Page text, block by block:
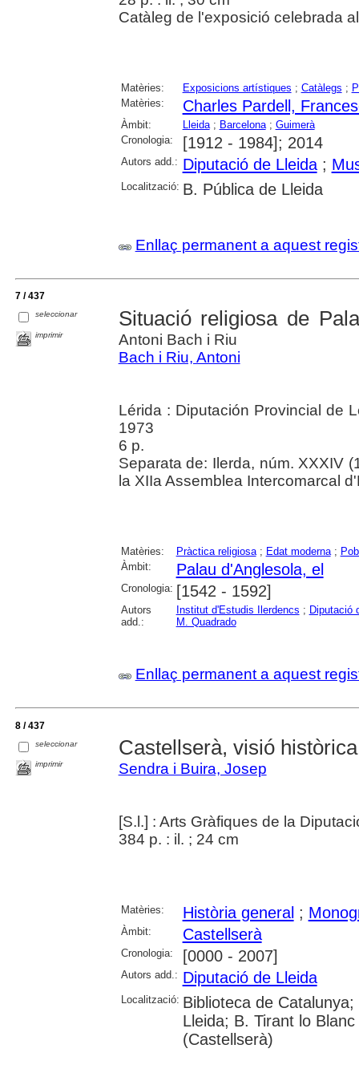
Catàleg de l'exposició celebrada
Matèries: Exposicions artístiques ; Catàlegs ;
Matèries:
Charles Pardell,
Àmbit: Lleida; Barcelona; Guimerà
Cronologia:
[1912 - 1984]; 2014
Autors add.: Diputació de Lleida;
Localització: B. Pública de Lleida
Enllaç permanent a aquest
7 / 437
seleccionar
imprimir
Situació religiosa de
Antoni Bach i Riu
Bach i Riu, Antoni
Lérida : Diputación Provincial de
1973
6 p.
Separata de: Ilerda, núm. XXXIV
la XIIa Assemblea Intercomarcal
Matèries: Pràctica religiosa; Edat moderna;
Àmbit:
Palau d'Anglesola, el
Cronologia: [1542 - 1592]
Autors
add.:
Institut d'Estudis Ilerdencs ; Diputació
M. Quadrado
Enllaç permanent a aquest
8 / 437
seleccionar
imprimir
Castellserà, visió històrica
Sendra i Buira, Josep
[S.l.] : Arts Gràfiques de la
384 p. : il. ; 24 cm
Matèries: Història general ;
Àmbit: Castellserà
Cronologia: [0000 - 2007]
Autors add.: Diputació de Lleida
Localització: Biblioteca de
Lleida; B. Tirant lo
(Castellserà)